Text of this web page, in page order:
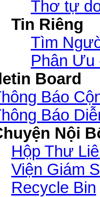
Thơ tự
Tin Riêng
Tìm
Phân Ưu
Board
Báo
Báo
Nội
Hộp Thư
Viện Giám
Recycle Bin